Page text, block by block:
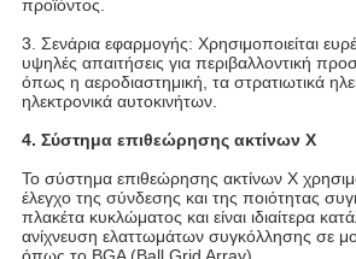
προϊόντος.
3. Σενάρια εφαρμογής: Χρησιμοποιείται
υψηλές απαιτήσεις για περιβαλλοντική
όπως η αεροδιαστημική, τα στρατιωτικά
ηλεκτρονικά αυτοκινήτων.
4. Σύστημα επιθεώρησης ακτίνων Χ
Το σύστημα επιθεώρησης ακτίνων Χ
έλεγχο της σύνδεσης και της ποιότητας
πλακέτα κυκλώματος και είναι ιδιαίτερα
ανίχνευση ελαττωμάτων συγκόλλησης σε